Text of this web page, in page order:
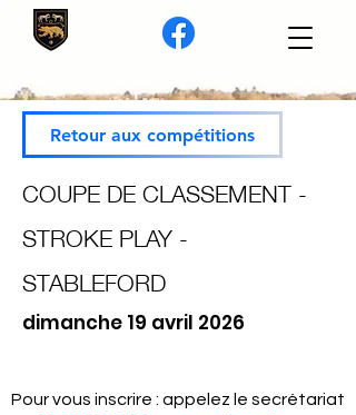
Retour aux compétitions
COUPE DE CLASSEMENT -
STROKE PLAY -
STABLEFORD
dimanche 19 avril 2026
Pour vous inscrire : appelez le secrétariat